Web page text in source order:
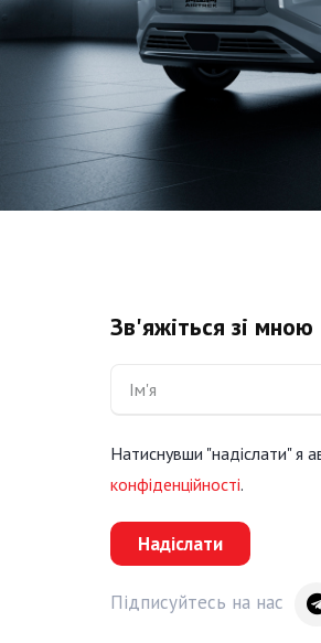
Зв'яжіться зі мною
Натиснувши "надіслати" я
конфіденційності.
Надіслати
Підписуйтесь на нас